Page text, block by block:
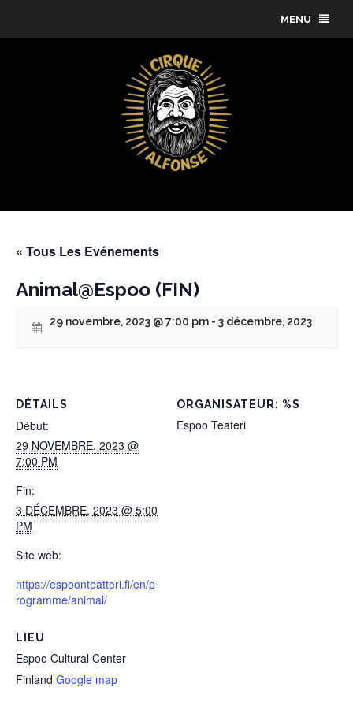
MENU
« Tous Les Evénements
Animal@Espoo (FIN)
29 novembre, 2023 @ 7:00 pm - 3 décembre, 2023
DÉTAILS
Début:
29 NOVEMBRE, 2023 @
7:00 PM
Fin:
3 DÉCEMBRE, 2023 @ 5:00
PM
Site web:
https://espoonteatteri.fi/en/p
rogramme/animal/
LIEU
Espoo Cultural Center
Finland Google map
ORGANISATEUR: %S
Espoo Teateri